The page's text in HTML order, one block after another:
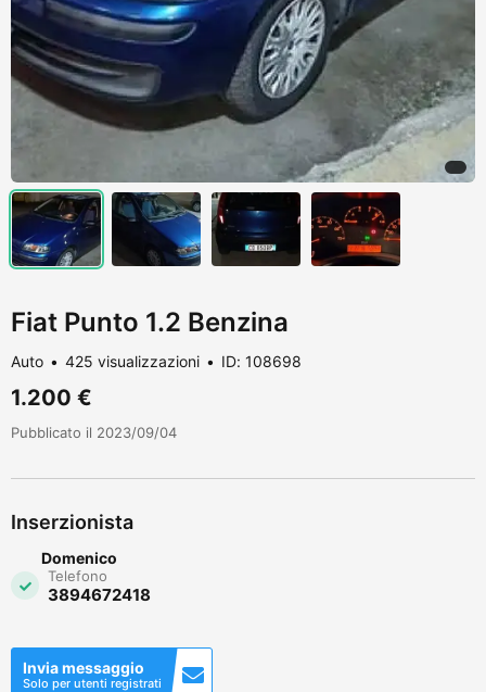
Fiat Punto 1.2 Benzina
Auto 425 visualizzazioni ID: 108698
1.200 €
Pubblicato il 2023/09/04
Inserzionista
Domenico
Telefono
3894672418
Invia messaggio
Solo per utenti registrati